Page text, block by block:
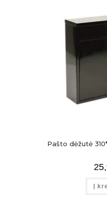
Pašto dėžutė
Į